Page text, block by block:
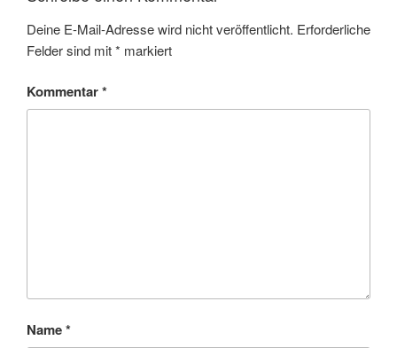
Deine E-Mail-Adresse wird nicht veröffentlicht. Erforderliche
Felder sind mit* markiert
Kommentar*
Name*